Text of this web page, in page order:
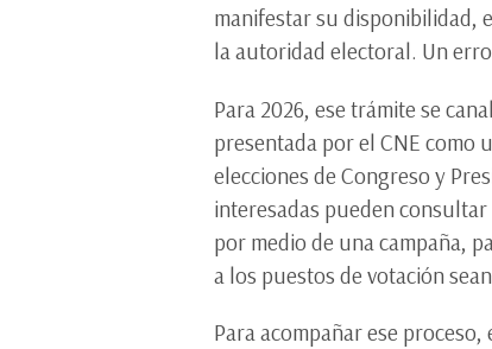
manifestar su disponibilidad,
la autoridad electoral. Un
Para 2026, ese trámite se
presentada por el CNE como
elecciones de Congreso y
interesadas pueden
por medio de una campaña,
a los puestos de votación
Para acompañar ese